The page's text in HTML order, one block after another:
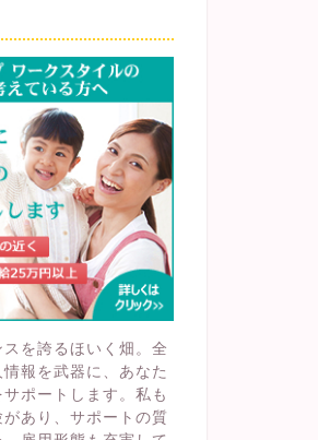
を誇るほいく畑。全
報を武器に、あなた
ポートします。私も
あり、サポートの質